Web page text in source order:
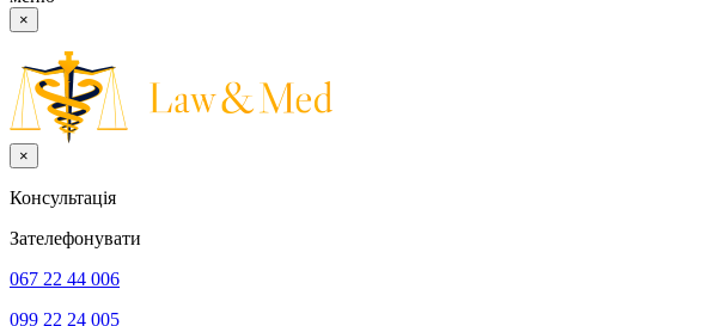
×
×
Консультацiя
Зателефонувати
067 22 44 006
099 22 24 005